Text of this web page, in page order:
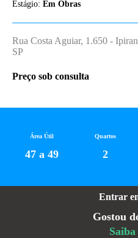
Entrar
Gostou
Área Útil
47 a 49
Quartos
2
Estágio: Em Obras
Rua Costa Aguiar, 1.650 -
SP
Preço sob consulta